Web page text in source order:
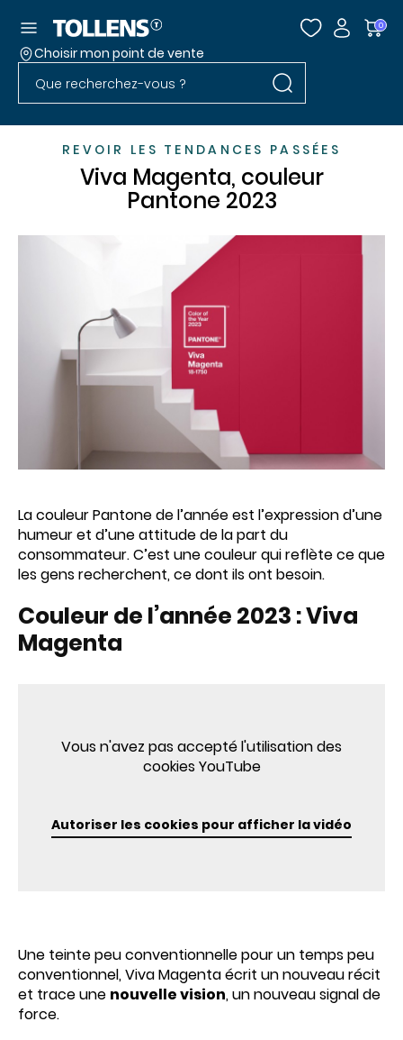
0
Passer la liste des magasins et aller au pied
Choisir mon point de vente
Rechercher dans le site Rechercher
Accéder au menu
REVOIR LES TENDANCES PASSÉES
Viva Magenta, couleur
Pantone 2023
La couleur Pantone de l’année est l’expression d’une
humeur et d’une attitude de la part du
consommateur. C’est une couleur qui reflète ce que
les gens recherchent, ce dont ils ont besoin.
Couleur de l’année 2023 : Viva
Magenta
Vous n'avez pas accepté l'utilisation des
cookies YouTube
Autoriser les cookies pour afficher la vidéo
Une teinte peu conventionnelle pour un temps peu
conventionnel, Viva Magenta écrit un nouveau récit
et trace une nouvelle vision, un nouveau signal de
force.